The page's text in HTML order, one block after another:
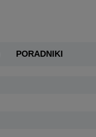
PORADNIKI